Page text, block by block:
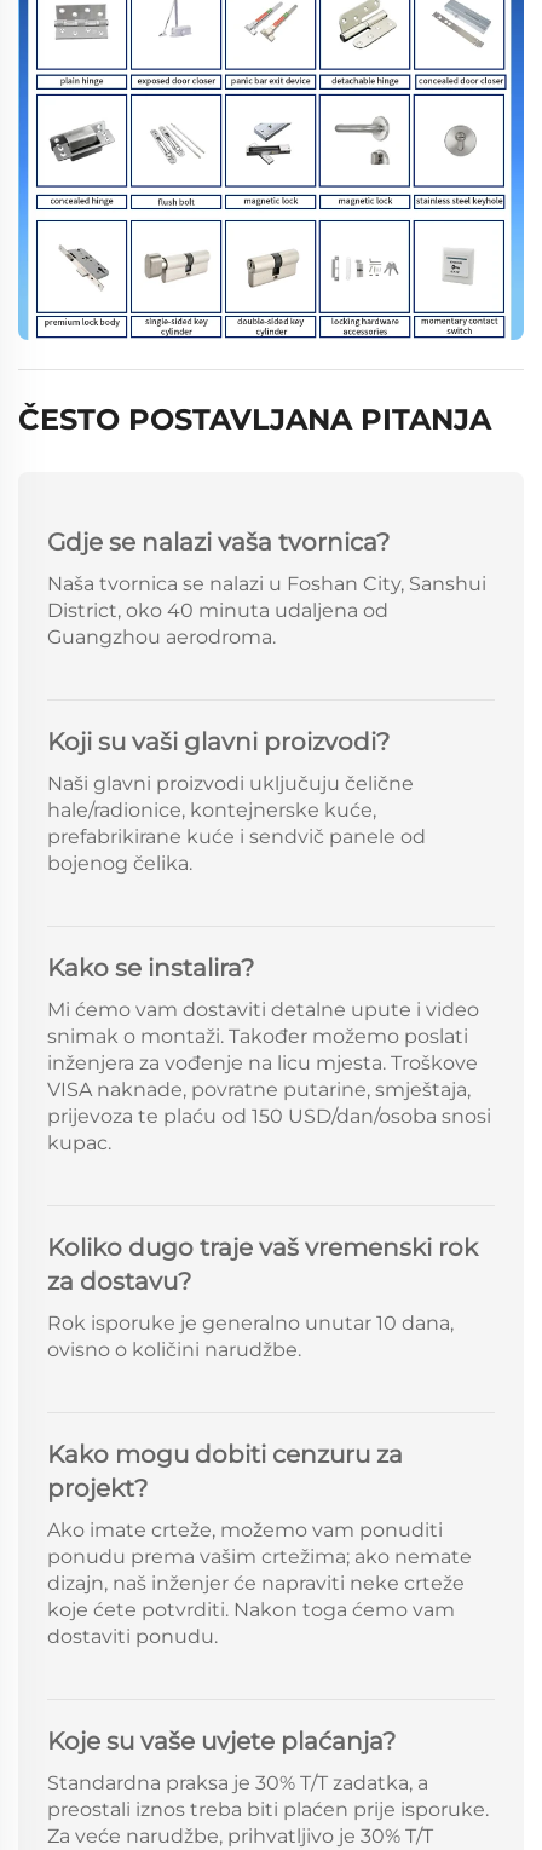
ČESTO POSTAVLJANA PITANJA
Gdje se nalazi vaša tvornica?
Naša tvornica se nalazi u Foshan City, Sanshui
District, oko 40 minuta udaljena od
Guangzhou aerodroma.
Koji su vaši glavni proizvodi?
Naši glavni proizvodi uključuju čelične
hale/radionice, kontejnerske kuće,
prefabrikirane kuće i sendvič panele od
bojenog čelika.
Kako se instalira?
Mi ćemo vam dostaviti detalne upute i video
snimak o montaži. Također možemo poslati
inženjera za vođenje na licu mjesta. Troškove
VISA naknade, povratne putarine, smještaja,
prijevoza te plaću od 150 USD/dan/osoba snosi
kupac.
Koliko dugo traje vaš vremenski rok
za dostavu?
Rok isporuke je generalno unutar 10 dana,
ovisno o količini narudžbe.
Kako mogu dobiti cenzuru za
projekt?
Ako imate crteže, možemo vam ponuditi
ponudu prema vašim crtežima; ako nemate
dizajn, naš inženjer će napraviti neke crteže
koje ćete potvrditi. Nakon toga ćemo vam
dostaviti ponudu.
Koje su vaše uvjete plaćanja?
Standardna praksa je 30% T/T zadatka, a
preostali iznos treba biti plaćen prije isporuke.
Za veće narudžbe, prihvatljivo je 30% T/T